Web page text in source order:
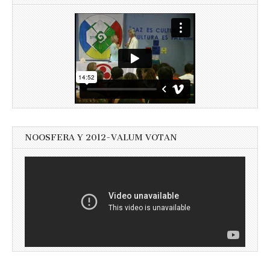
NOOSFERA Y 2012-VALUM VOTAN